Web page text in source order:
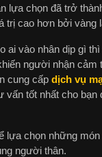
lựa chọn đã trở
trị cao hơn bởi vàng
ai vào nhân dịp gì
người nhận
cung cấpdịch vụ
vấn tốt nhất cho
lựa chọn những món
người thân.